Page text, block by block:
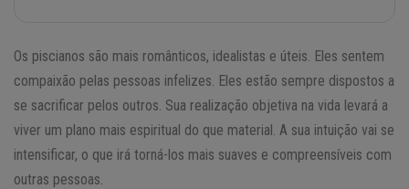
Os piscianos são mais românticos, idealistas e úteis. Eles sentem
compaixão pelas pessoas infelizes. Eles estão sempre dispostos a
se sacrificar pelos outros. Sua realização objetiva na vida levará a
viver um plano mais espiritual do que material. A sua intuição vai se
intensificar, o que irá torná-los mais suaves e compreensíveis com
outras pessoas.